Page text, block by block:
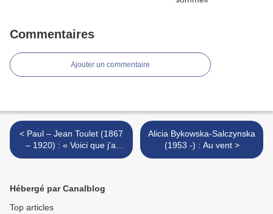
Commentaires
Ajouter un commentaire
< Paul – Jean Toulet (1867
– 1920) : « Voici que j’ai
touché... »
Alicia Bykowska-Salczynska
(1953 -) : Au vent >
Hébergé par Canalblog
Top articles